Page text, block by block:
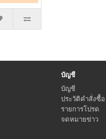
บัญชี
บัญชี
ประวัติคำสั่งซื้อ
รายการโปรด
จดหมายข่าว